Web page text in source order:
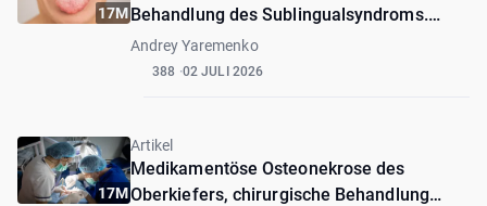
17MBehandlung des Sublingualsyndroms.
Erste Erfahrungen
Andrey Yaremenko
388 02 JULI 2026
17M
Artikel
Medikamentöse Osteonekrose des
Oberkiefers, chirurgische Behandlung